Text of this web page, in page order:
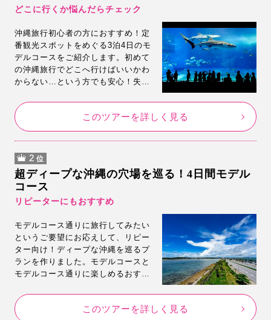
どこに行くか悩んだらチェック
沖縄旅行初心者の方におすすめ！定
番観光スポットをめぐる3泊4日のモ
デルコースをご紹介します。初めて
の沖縄旅行でどこへ行けばいいかわ
からない…という方でも安心！失敗
デルコースに最適な3泊4日フリープ
ランも掲載しているので気に入った
らそのまま即予約！
このツアーを詳しく見る
2 位
超ディープな沖縄の穴場を巡る！4日間モデル
コース
リピーターにもおすすめ
モデルコース通りに旅行してみたい
というご要望にお応えして、リピー
ター向け！ディープな沖縄を巡るプ
ランを作りました。モデルコースと
モデルコース通りに楽しめるおすす
た。モデルコースのスポットもご紹
介。是非このプランで沖縄旅行満喫
このツアーを詳しく見る